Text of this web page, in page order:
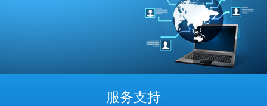
服务支持